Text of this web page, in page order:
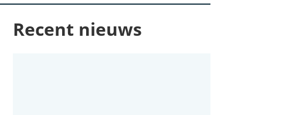
Recent nieuws